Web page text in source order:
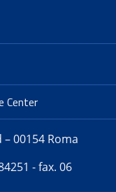
Center
00154 Roma
- fax. 06